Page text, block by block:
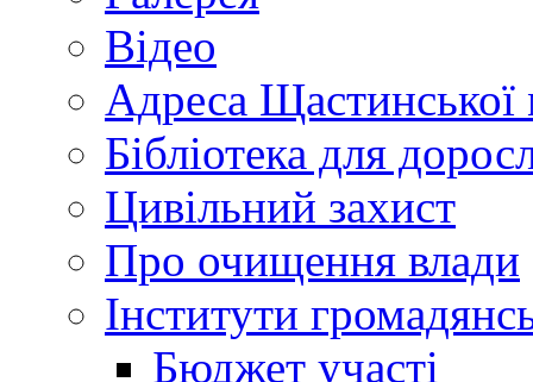
Відео
Адреса Щастинської
Бібліотека для
Цивільний захист
Про очищення влади
Інститути
Бюджет участі